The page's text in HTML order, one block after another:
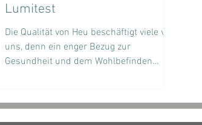
Lumitest
Die Qualität von Heu beschäftigt viele von
uns, denn ein enger Bezug zur
Gesundheit und dem Wohlbefinden